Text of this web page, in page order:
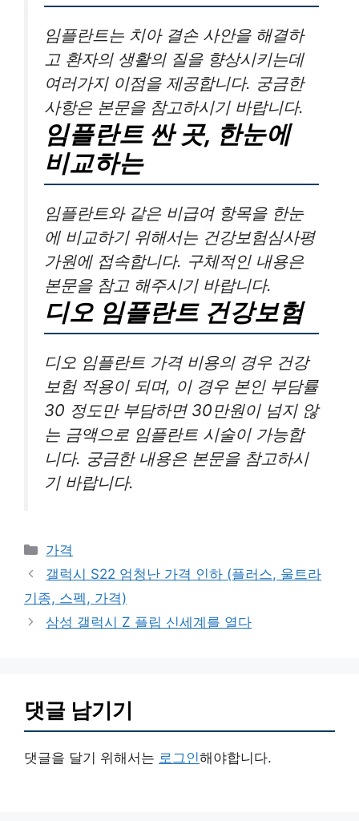
임플란트는 치아 결손 사안을 해결하
고 환자의 생활의 질을 향상시키는데
여러가지 이점을 제공합니다. 궁금한
사항은 본문을 참고하시기 바랍니다.
임플란트 싼 곳, 한눈에
비교하는
임플란트와 같은 비급여 항목을 한눈
에 비교하기 위해서는 건강보험심사평
가원에 접속합니다. 구체적인 내용은
본문을 참고 해주시기 바랍니다.
디오 임플란트 건강보험
디오 임플란트 가격 비용의 경우 건강
보험 적용이 되며, 이 경우 본인 부담률
30 정도만 부담하면 30만원이 넘지 않
는 금액으로 임플란트 시술이 가능합
니다. 궁금한 내용은 본문을 참고하시
기 바랍니다.
카
테
리
가격
갤럭시 S22 엄청난 가격 인하 (플러스, 울트라
기종, 스펙, 가격)
삼성 갤럭시 Z 플립 신세계를 열다
댓글 남기기
댓글을 달기 위해서는 로그인해야합니다.